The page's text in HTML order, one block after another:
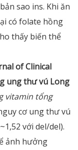
sao ins. Khi ăn
có folate hồng
thấy biến thể
of Clinical
ung thư vú Long
vitamin tổng
cơ ung thư vú
với del/del).
ảnh hưởng